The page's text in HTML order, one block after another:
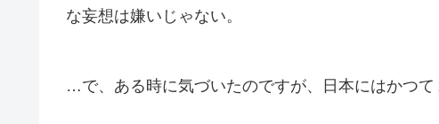
な妄想は嫌いじゃない。
…で、ある時に気づいたのですが、日本にはかつて